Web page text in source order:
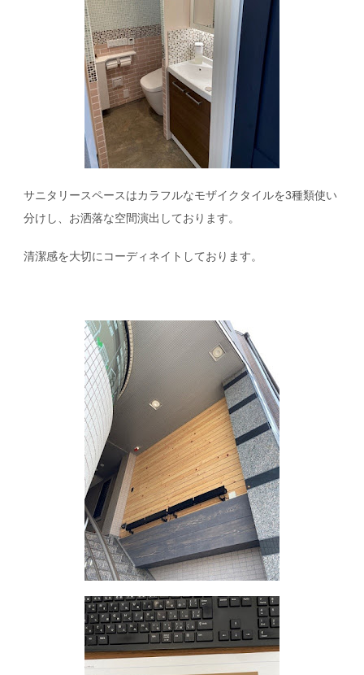
サニタリースペースはカラフルなモザイクタイルを3種類使い
分けし、お洒落な空間演出しております。
清潔感を大切にコーディネイトしております。